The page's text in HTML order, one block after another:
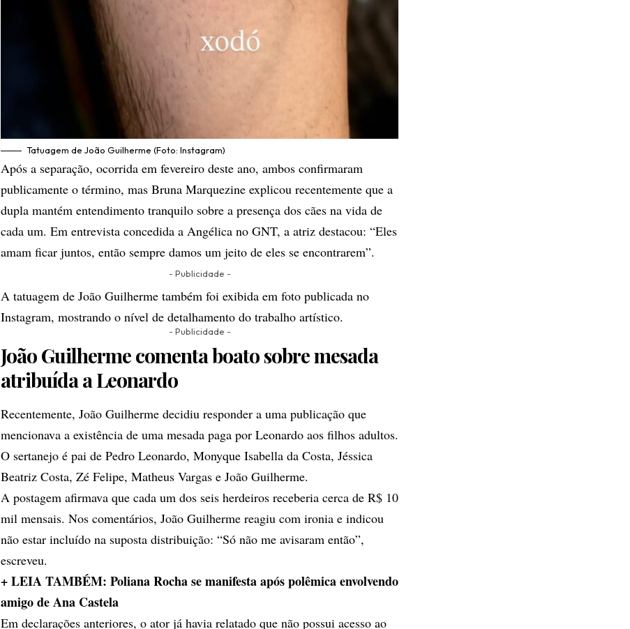
Tatuagem de João Guilherme (Foto: Instagram)
Após a separação, ocorrida em fevereiro deste ano, ambos confirmaram
publicamente o término, mas Bruna Marquezine explicou recentemente que a
dupla mantém entendimento tranquilo sobre a presença dos cães na vida de
cada um. Em entrevista concedida a Angélica no GNT, a atriz destacou: “Eles
amam ficar juntos, então sempre damos um jeito de eles se encontrarem”.
- Publicidade -
A tatuagem de João Guilherme também foi exibida em foto publicada no
Instagram, mostrando o nível de detalhamento do trabalho artístico.
- Publicidade -
João Guilherme comenta boato sobre mesada
atribuída a Leonardo
Recentemente, João Guilherme decidiu responder a uma publicação que
mencionava a existência de uma mesada paga por Leonardo aos filhos adultos.
O sertanejo é pai de Pedro Leonardo, Monyque Isabella da Costa, Jéssica
Beatriz Costa, Zé Felipe, Matheus Vargas e João Guilherme.
A postagem afirmava que cada um dos seis herdeiros receberia cerca de R$ 10
mil mensais. Nos comentários, João Guilherme reagiu com ironia e indicou
não estar incluído na suposta distribuição: “Só não me avisaram então”,
escreveu.
+ LEIA TAMBÉM: Poliana Rocha se manifesta após polêmica envolvendo
amigo de Ana Castela
Em declarações anteriores, o ator já havia relatado que não possui acesso ao